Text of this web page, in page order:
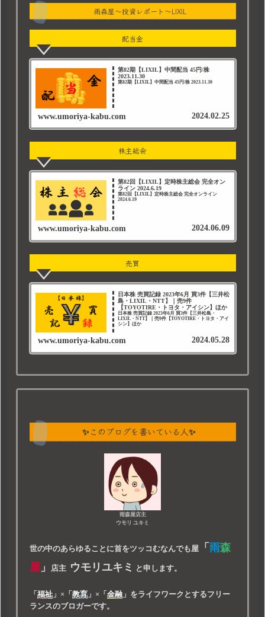
雨森屋～投資レポート～LIXIL
配当金
第82期【LIXIL】中間配当 45円/株
2023.11.30
第82期【LIXIL】中間配当 45円/株 2023.11.30
www.umoriya-kabu.com 2024.02.25
株主総会
第82回【LIXIL】定時株主総会 完全オン
ライン 2024.6.19
第82回【LIXIL】定時株主総会 完全オンライン
2024.6.19
www.umoriya-kabu.com 2024.06.09
売買
日本株 売買記録 2023年6月 買3件【三井松
島・LIXIL・NTT】｜売9件
【TOYOTIRE・トヨタ・アイシン】ほか
日本株 売買記録 2023年6月 買3件【三井松島・
LIXIL・NTT】｜売9件【TOYOTIRE・トヨタ・アイ
シン】ほか
www.umoriya-kabu.com 2024.05.28
✨このブログを書いている人✨
雨森屋店主
ウモリ ユキミ
世の中のあらゆることに首をツッコむなんでも屋「 雨森
屋 」 店主 ウモリユキミ と申します。
「 福祉」 × 「 教育」 × 「 金融」 をライフワークとするフリー
ランスのブロガーです。